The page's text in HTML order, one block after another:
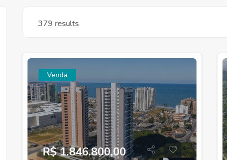
379 results
Venda
R$ 1.846.800,00